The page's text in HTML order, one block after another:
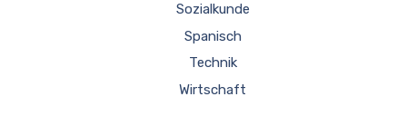
Sozialkunde
Spanisch
Technik
Wirtschaft